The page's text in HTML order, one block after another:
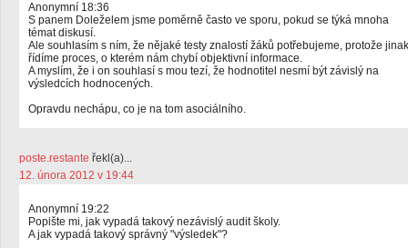
Anonymní 18:36
S panem Doleželem jsme poměrně často ve sporu, pokud se týká mnoha
témat diskusí.
Ale souhlasím s ním, že nějaké testy znalostí žáků potřebujeme, protože jinak
řídíme proces, o kterém nám chybí objektivní informace.
A myslím, že i on souhlasí s mou tezí, že hodnotitel nesmí být závislý na
výsledcích hodnocených.
Opravdu nechápu, co je na tom asociálního.
poste.restante řekl(a)...
12. února 2012 v 19:44
Anonymní 19:22
Popište mi, jak vypadá takový nezávislý audit školy.
A jak vypadá takový správný "výsledek"?